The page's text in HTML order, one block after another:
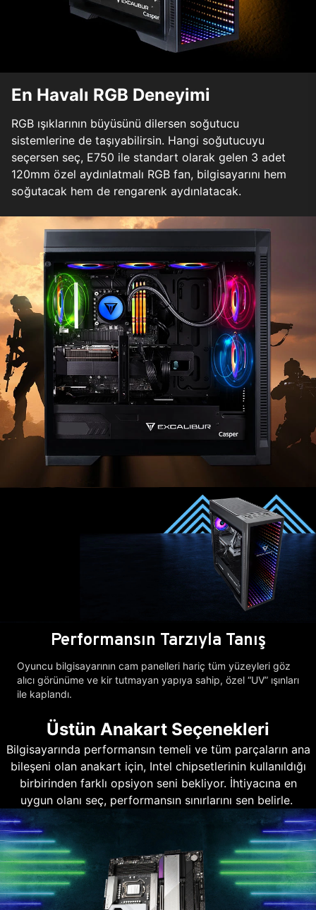
En Havalı RGB Deneyimi
RGB ışıklarının büyüsünü dilersen soğutucu
sistemlerine de taşıyabilirsin. Hangi soğutucuyu
seçersen seç, E750 ile standart olarak gelen 3 adet
120mm özel aydınlatmalı RGB fan, bilgisayarını hem
soğutacak hem de rengarenk aydınlatacak.
Performansın Tarzıyla Tanış
Oyuncu bilgisayarının cam panelleri hariç tüm yüzeyleri göz
alıcı görünüme ve kir tutmayan yapıya sahip, özel “UV” ışınları
ile kaplandı.
Üstün Anakart Seçenekleri
Bilgisayarında performansın temeli ve tüm parçaların ana
bileşeni olan anakart için, Intel chipsetlerinin kullanıldığı
birbirinden farklı opsiyon seni bekliyor. İhtiyacına en
uygun olanı seç, performansın sınırlarını sen belirle.